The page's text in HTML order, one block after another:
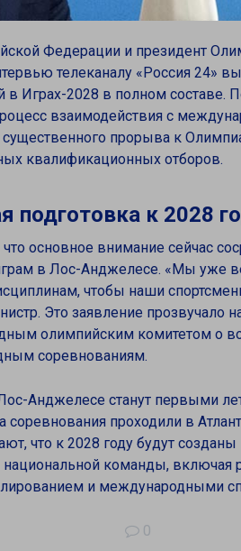
Федерации и президент
телеканалу «Россия 24»
в Играх-2028 в полном составе.
взаимодействия с
существенного прорыва к
квалификационных отборов.
подготовка к 2028
основное внимание сейчас
в Лос-Анджелесе. «Мы уже
чтобы наши
Это заявление прозвучало
олимпийским комитетом о
соревнованиям.
Анджелесе станут первыми
соревнования проходили в
что к 2028 году будут
национальной команды,
и международными
0